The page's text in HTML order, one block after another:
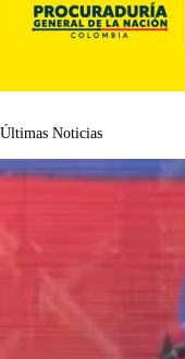
Últimas Noticias